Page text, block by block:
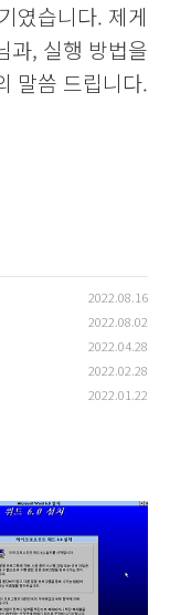
였습니다. 제게
과, 실행 방법을
말씀 드립니다.
2022.08.16
2022.08.02
2022.04.28
2022.02.28
2022.01.22